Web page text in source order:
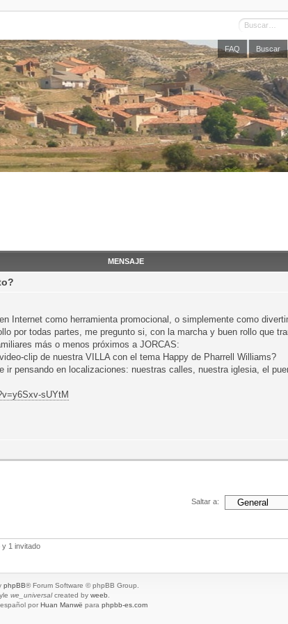
FAQ Buscar
MENSAJE
Internet como herramienta promocional, o simplemente como
por todas partes, me pregunto si, con la marcha y buen rollo que
más o menos próximos a JORCAS:
clip de nuestra VILLA con el tema Happy de Pharrell Williams?
ir pensando en localizaciones: nuestras calles, nuestra iglesia, el
sUYtM
Saltar a:
1 invitado
phpBB® Forum Software © phpBB Group.
we_universalcreated by weeb
por Huan Manwë para phpbb-es.com